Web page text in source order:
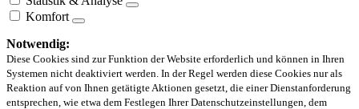
Komfort
Notwendig:
Diese Cookies sind zur Funktion der Website erforderlich und können in Ihren
Systemen nicht deaktiviert werden. In der Regel werden diese Cookies nur als
Reaktion auf von Ihnen getätigte Aktionen gesetzt, die einer Dienstanforderung
entsprechen, wie etwa dem Festlegen Ihrer Datenschutzeinstellungen, dem